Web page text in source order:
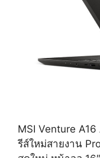
MSI Venture
รีส์ใหม่สายงาน